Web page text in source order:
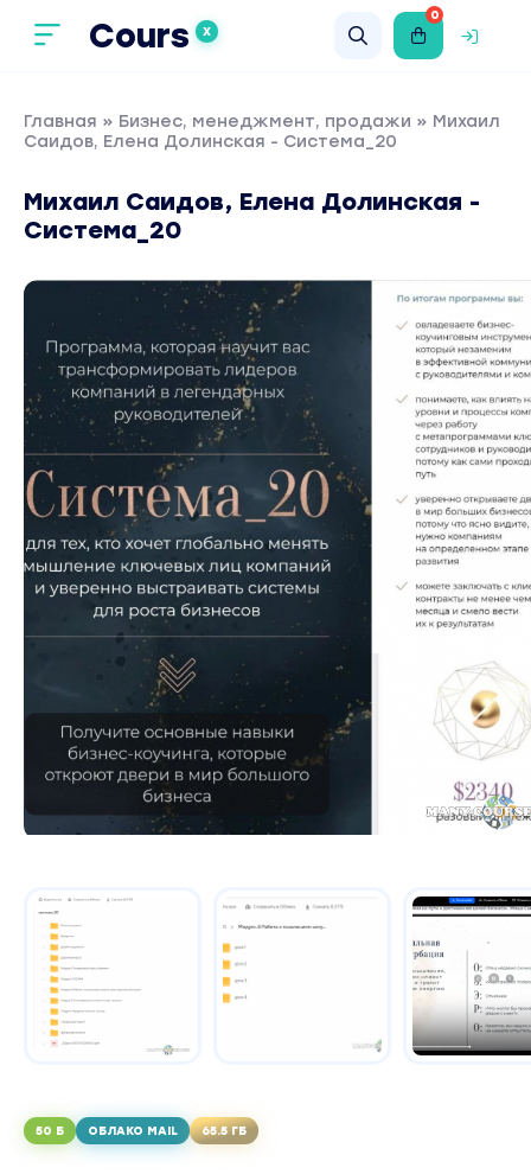
Cours X
0
Главная » Бизнес, менеджмент, продажи » Михаил
Саидов, Елена Долинская - Система_20
Михаил Саидов, Елена Долинская -
Система_20
50 Б ОБЛАКО MAIL 65.5 ГБ